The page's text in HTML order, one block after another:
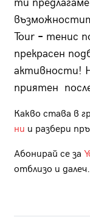
ти
Tour – тенис
прекрасен
активности!
приятен
Какво става в
ни и разбери
Абонирай се за
отблизо и далеч.